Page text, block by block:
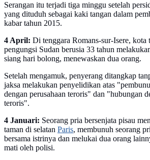
Serangan itu terjadi tiga minggu setelah
yang dituduh sebagai kaki tangan dalam
kabar tahun 2015.
4 April: Di tenggara Romans-sur-Isere, kota
pengungsi Sudan berusia 33 tahun
siang hari bolong, menewaskan dua orang.
Setelah mengamuk, penyerang ditangkap
jaksa melakukan penyelidikan atas
dengan perusahaan teroris" dan "hubungan
teroris".
4 Januari: Seorang pria bersenjata pisau
taman di selatan Paris, membunuh seorang
bersama istrinya dan melukai dua orang
mati oleh polisi.